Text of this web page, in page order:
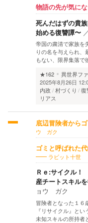
物語の先が気に
死んだはずの貴
始める復讐譚〜 ／
帝国の粛清で家族を
りの名を与えられ
もない、限界集落
★162
異世界フ
2025年8月26日
内政
村づくり 復
リアス
底辺冒険者から
ウ ガク
ゴミと呼ばれた
ラビット十世
Ｒｅ:サイクル！
産チートスキル
ョウ ガク
冒険者となった１６
『リサイクル』と
未知スキルの所持